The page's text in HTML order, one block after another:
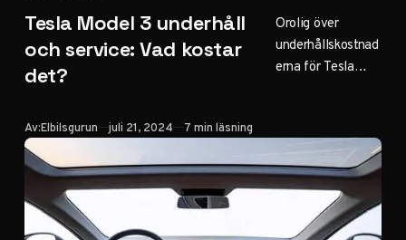
Tesla Model 3 underhåll
och service: Vad kostar
det?
Orolig över
underhållskostnad
erna för Tesla
översikt över
service,
reparationer och
tips för att hålla
Av:Elbilsgurun Publicerad
juli 21, 2024 7 min läsning